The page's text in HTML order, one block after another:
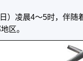
）凌晨4～5时，伴随
区。